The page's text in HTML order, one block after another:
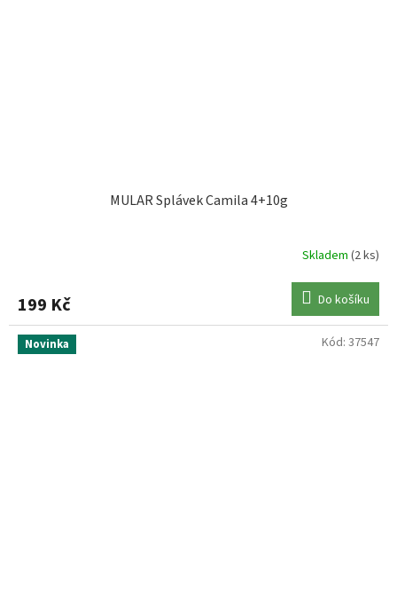
MULAR Splávek Camila 4+10g
Skladem (2 ks)
199 Kč Do košíku
Novinka Kód: 37547